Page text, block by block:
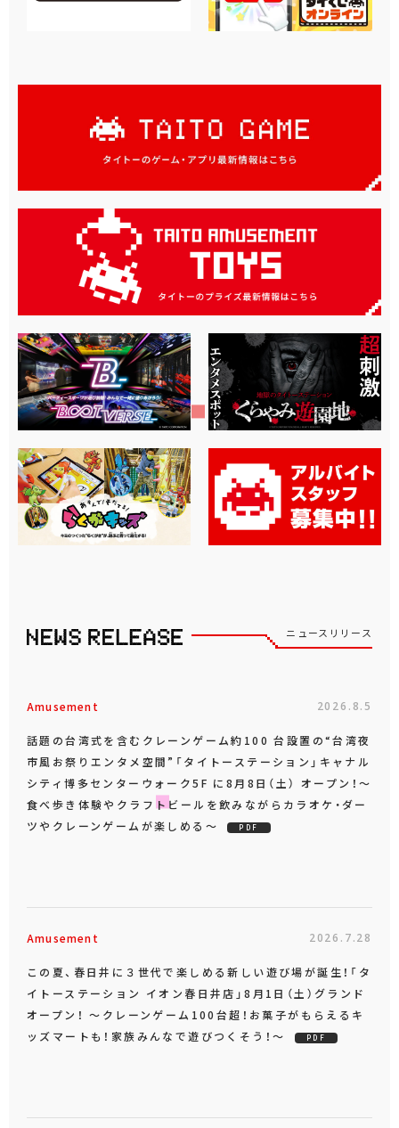
ニュースリリース
Amusement 2026.8.5
話題の台湾式を含むクレーンゲーム約100 台設置の“台湾夜
市風お祭りエンタメ空間”「タイトーステーション」キャナル
シティ博多センターウォーク5F に8月8日（土） オープン！～
食べ歩き体験やクラフトビールを飲みながらカラオケ・ダー
ツやクレーンゲームが楽しめる～
PDF
Amusement 2026.7.28
この夏、春日井に３世代で楽しめる新しい遊び場が誕生！「タ
イトーステーション イオン春日井店」8月1日（土）グランド
オープン！ ～クレーンゲーム100台超！お菓子がもらえるキ
ッズマートも！家族みんなで遊びつくそう！～
PDF